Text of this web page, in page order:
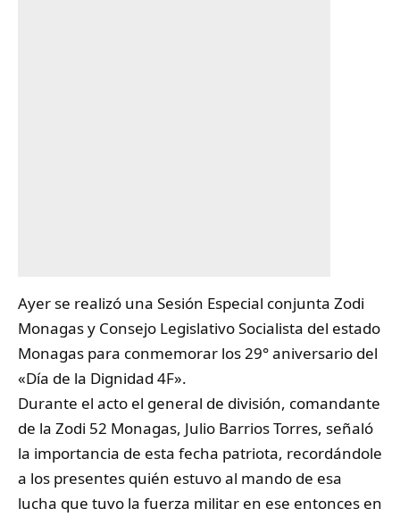
Ayer se realizó una Sesión Especial conjunta Zodi
Monagas y Consejo Legislativo Socialista del estado
Monagas para conmemorar los 29° aniversario del
«Día de la Dignidad 4F».
Durante el acto el general de división, comandante
de la Zodi 52 Monagas, Julio Barrios Torres, señaló
la importancia de esta fecha patriota, recordándole
a los presentes quién estuvo al mando de esa
lucha que tuvo la fuerza militar en ese entonces en